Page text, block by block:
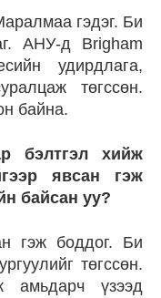
гэдэг. Би
АНУ-д Brigham
удирдлага,
төгссөн.
байна.
бэлтгэл хийж
явсан гэж
байсан уу?
гэж боддог. Би
төгссөн.
амьдарч үзээд